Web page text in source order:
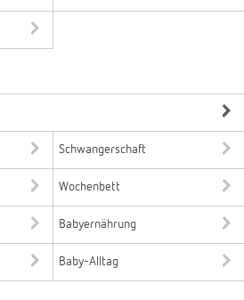
Schwangerschaft
Wochenbett
Babyernährung
Baby-Alltag